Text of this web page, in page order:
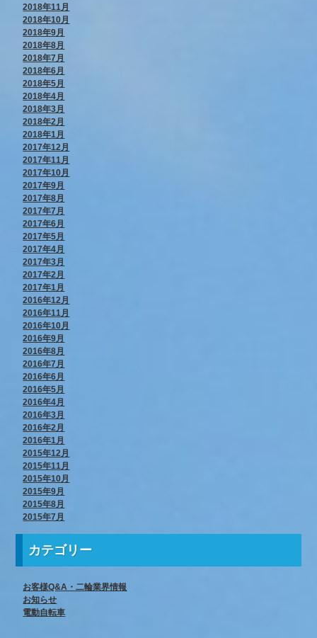
2018年11月
2018年10月
2018年9月
2018年8月
2018年7月
2018年6月
2018年5月
2018年4月
2018年3月
2018年2月
2018年1月
2017年12月
2017年11月
2017年10月
2017年9月
2017年8月
2017年7月
2017年6月
2017年5月
2017年4月
2017年3月
2017年2月
2017年1月
2016年12月
2016年11月
2016年10月
2016年9月
2016年8月
2016年7月
2016年6月
2016年5月
2016年4月
2016年3月
2016年2月
2016年1月
2015年12月
2015年11月
2015年10月
2015年9月
2015年8月
2015年7月
カテゴリー
お客様Q&A・二輪業界情報
お知らせ
電動自転車